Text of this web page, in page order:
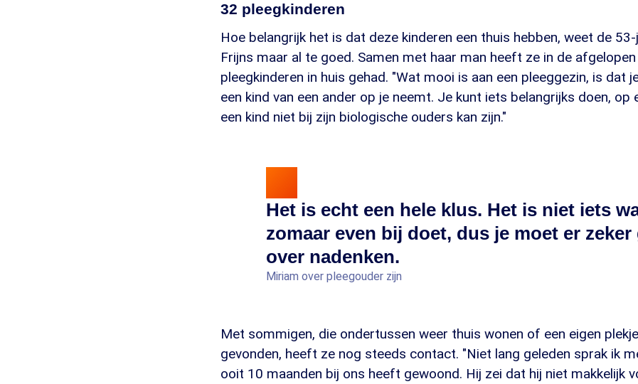
32 pleegkinderen
Hoe belangrijk het is dat deze kinderen een thuis hebben, weet de
Frijns maar al te goed. Samen met haar man heeft ze in de
pleegkinderen in huis gehad. "Wat mooi is aan een pleeggezin, is dat
een kind van een ander op je neemt. Je kunt iets belangrijks doen, op
een kind niet bij zijn biologische ouders kan zijn."
Het is echt een hele klus. Het is niet iets
zomaar even bij doet, dus je moet er zeker
over nadenken.
Miriam over pleegouder zijn
Met sommigen, die ondertussen weer thuis wonen of een eigen
gevonden, heeft ze nog steeds contact. "Niet lang geleden sprak ik
ooit 10 maanden bij ons heeft gewoond. Hij zei dat hij niet makkelijk